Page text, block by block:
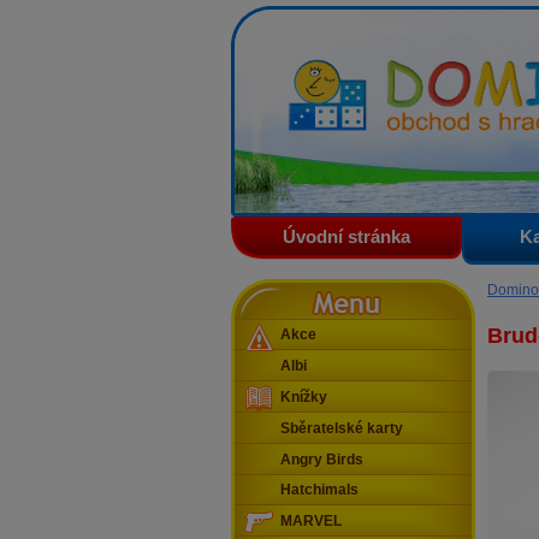
Domino - obchod s
Úvodní stránka
Domino
Menu
Akce
Albi
Knížky
Sběratelské karty
Angry Birds
Hatchimals
MARVEL